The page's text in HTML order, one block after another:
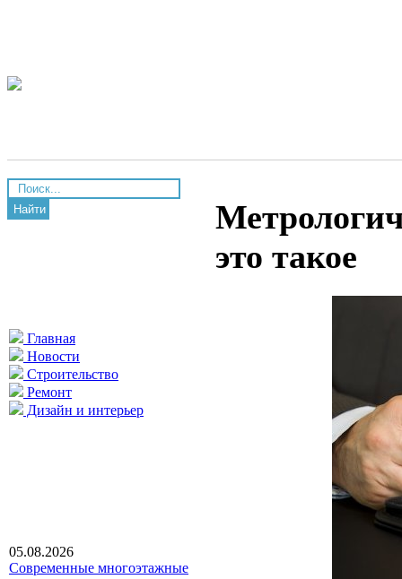
Найти
Главная
Новости
Строительство
Ремонт
Дизайн и интерьер
05.08.2026
Современные многоэтажные
это такое